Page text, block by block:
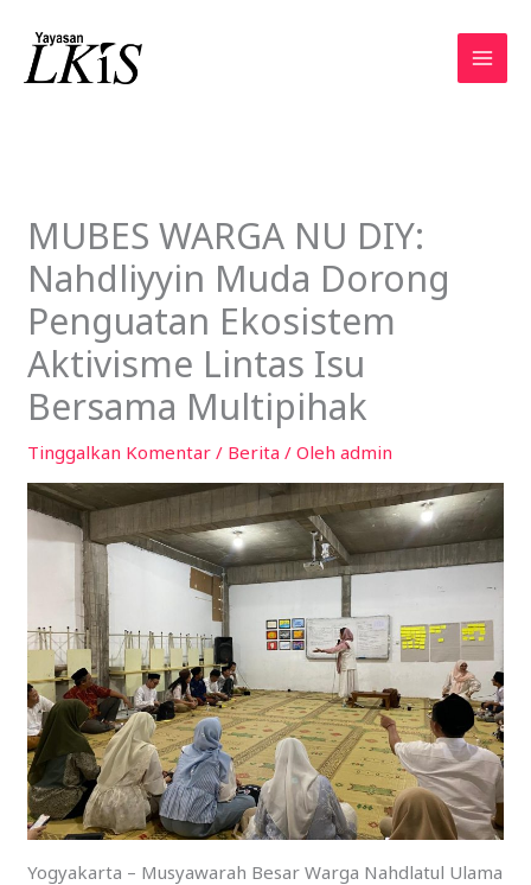
konten
MUBES WARGA NU DIY:
Nahdliyyin Muda Dorong
Penguatan Ekosistem
Aktivisme Lintas Isu
Bersama Multipihak
Tinggalkan Komentar / Berita / Olehadmin
Yogyakarta – Musyawarah Besar Warga Nahdlatul Ulama